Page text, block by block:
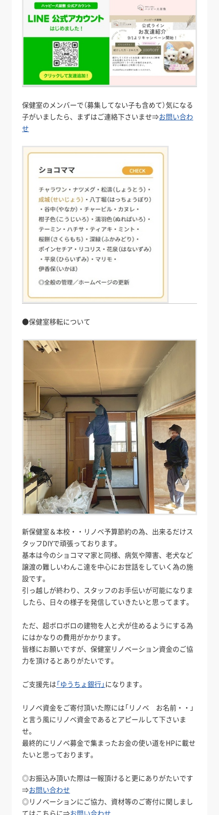
保健室のメンバーで（募集してない子も含めて）気になる
子がいましたら、まずはご連絡下さいませ⇒お問い合わ
せ
●保健室移転について
新保健室＆本校・・リノベ予算節約の為、出来るだけス
タッフDIYで頑張っております。
基本は今のショコママ家と同様、病気や障害、老犬など
譲渡の難しいわんこ達を中心にお世話をしていく為の施
設です。
引っ越しが終わり、スタッフのお手伝いが可能になりま
したら、日々の様子を発信していきたいと思ってます。
ただ、超ボロボロの建物を人と犬が住めるようにする為
にはかなりの費用がかかります。
皆様にお願いですが、保健室リノベーション資金のご協
力を頂けるとありがたいです。
ご支援先は「ゆうちょ銀行」 になります。
リノベ資金をご寄付頂いた際には「リノベ お名前・・」
と言う風にリノベ資金であるとアピールして下さいま
せ。
最終的にリノベ募金で集まったお金の使い道をHPに載せ
たいと思っております。
◎お振込み頂いた際は一報頂けると更にありがたいです
⇒お問い合わせ
◎リノベーションにご協力、資材等のご寄付に関しまし
てはこちらに⇒お問い合わせ